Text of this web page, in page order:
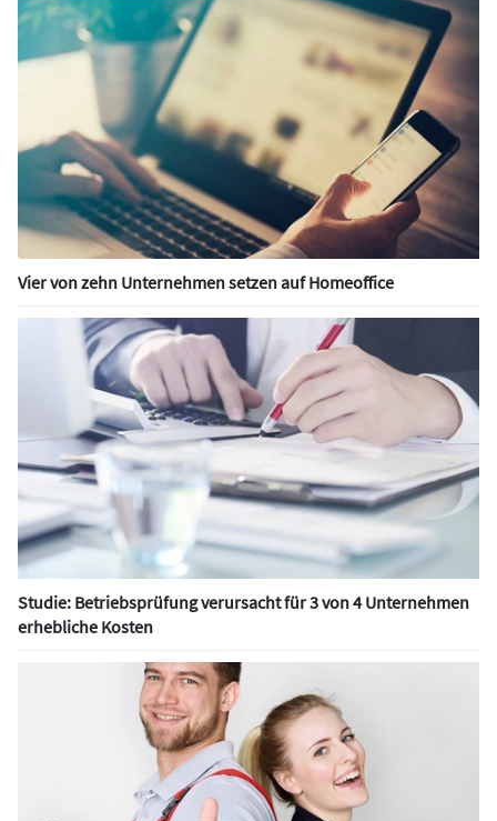
Vier von zehn Unternehmen setzen auf Homeoffice
Studie: Betriebsprüfung verursacht für 3 von 4 Unternehmen
erhebliche Kosten